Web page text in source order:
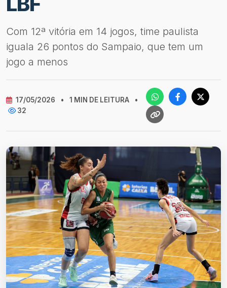
Com 12ª vitória em 14 jogos, time paulista
iguala 26 pontos do Sampaio, que tem um
jogo a menos
17/05/2026 • 1 MIN DE LEITURA
•
32